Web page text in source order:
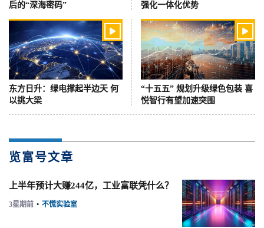
后的“深海密码”
强化一体化优势

东方日升：绿电撑起半边天 何
以挑大梁

“十五五” 规划升级绿色包装 喜
悦智行有望加速突围
览富号文章
上半年预计大赚244亿，工业富联凭什么？
3星期前 • 不慌实验室